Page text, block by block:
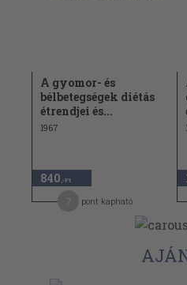
A gyomor- és
bélbetegségek diétás
étrendjei és...
1967
840 ,-Ft
pont kapható